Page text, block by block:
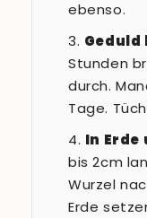
ebenso.
Geduld
Stunden
durch.
Tage.
In Erde
bis 2cm
Wurzel
Erde